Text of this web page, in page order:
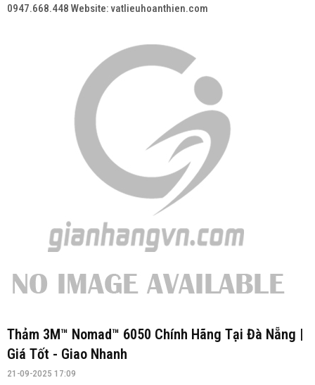
0947.668.448 Website: vatlieuhoanthien.com
Thảm 3M™ Nomad™ 6050 Chính Hãng Tại Đà Nẵng |
Giá Tốt - Giao Nhanh
21-09-2025 17:09